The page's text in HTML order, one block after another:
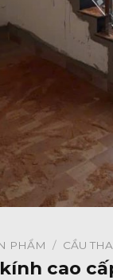
PHẨM / CẦU
cao